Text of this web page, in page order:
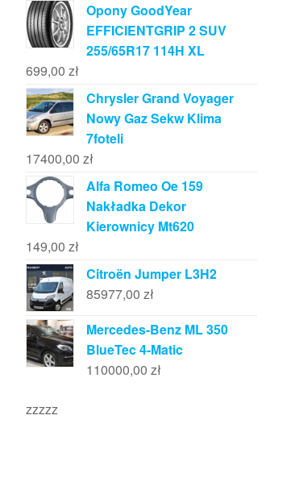
Opony GoodYear
EFFICIENTGRIP 2 SUV
255/65R17 114H XL
699,00 zł
Chrysler Grand Voyager
Nowy Gaz Sekw Klima
7foteli
17400,00 zł
Alfa Romeo Oe 159
Nakładka Dekor
Kierownicy Mt620
149,00 zł
Citroën Jumper L3H2
85977,00 zł
Mercedes-Benz ML 350
BlueTec 4-Matic
110000,00 zł
zzzzz